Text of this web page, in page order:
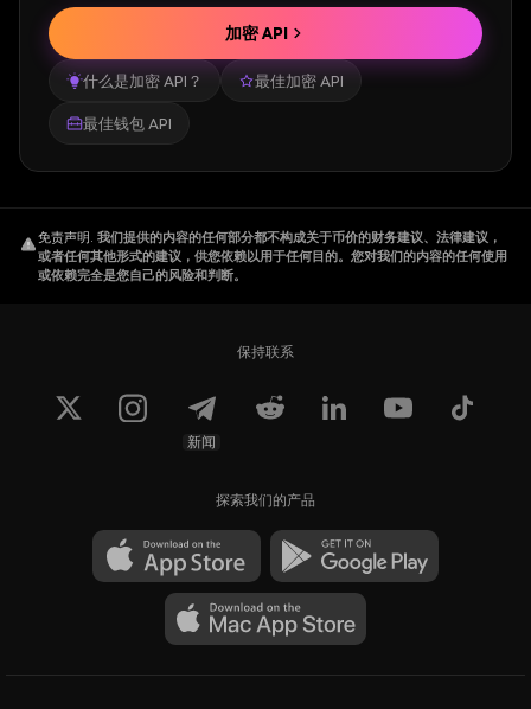
什么是加密 API？ 最佳加密 API
最佳钱包 API
加密 API
免责声明. 我们提供的内容的任何部分都不构成关于币价的财务建议、法律建议，
或者任何其他形式的建议，供您依赖以用于任何目的。您对我们的内容的任何使用
或依赖完全是您自己的风险和判断。
保持联系
新闻
探索我们的产品